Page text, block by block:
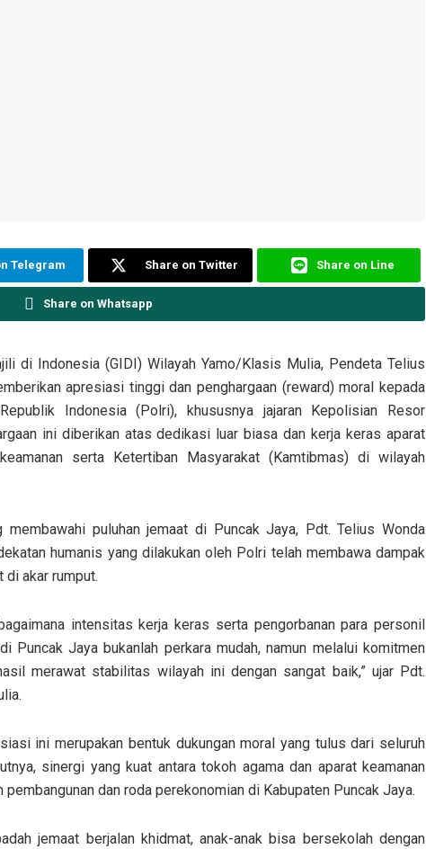
Telegram Share on Twitter Share on Line
Share on Whatsapp
di Indonesia (GIDI) Wilayah Yamo/Klasis Mulia, Pendeta Telius
apresiasi tinggi dan penghargaan (reward) moral kepada
Indonesia (Polri), khususnya jajaran Kepolisian Resor
ini diberikan atas dedikasi luar biasa dan kerja keras aparat
serta Ketertiban Masyarakat (Kamtibmas) di wilayah
puluhan jemaat di Puncak Jaya, Pdt. Telius Wonda
humanis yang dilakukan oleh Polri telah membawa dampak
di akar rumput.
intensitas kerja keras serta pengorbanan para personil
Puncak Jaya bukanlah perkara mudah, namun melalui komitmen
merawat stabilitas wilayah ini dengan sangat baik,” ujar Pdt.
ini merupakan bentuk dukungan moral yang tulus dari seluruh
sinergi yang kuat antara tokoh agama dan aparat keamanan
dan roda perekonomian di Kabupaten Puncak Jaya.
jemaat berjalan khidmat, anak-anak bisa bersekolah dengan